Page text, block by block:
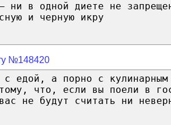
ни в одной диете не
и черную икру
№148420
с едой, а порно с
что, если вы поели в
не будут считать ни